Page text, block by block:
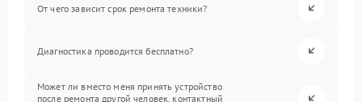
От чего зависит срок ремонта техники?
Диагностика проводится бесплатно?
Может ли вместо меня принять устройство
после ремонта другой человек, контактный